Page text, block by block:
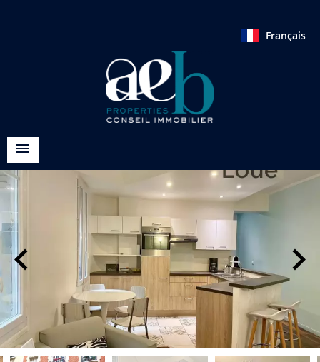
Français